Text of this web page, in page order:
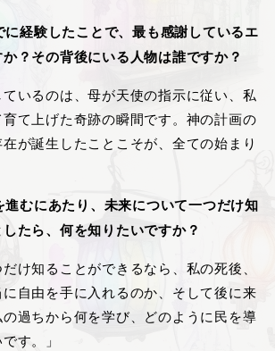
経験したことで、最も感謝しているエ
？その背後にいる人物は誰ですか？
ているのは、母が天使の指示に従い、私
て上げた奇跡の瞬間です。神の計画の
が誕生したことこそが、全ての始まり
むにあたり、未来について一つだけ知
たら、何を知りたいですか？
だけ知ることができるなら、私の死後、
自由を手に入れるのか、そして後に来
過ちから何を学び、どのように民を導
す。」